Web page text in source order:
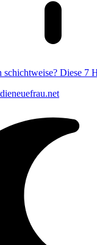
schichtweise? Diese 7